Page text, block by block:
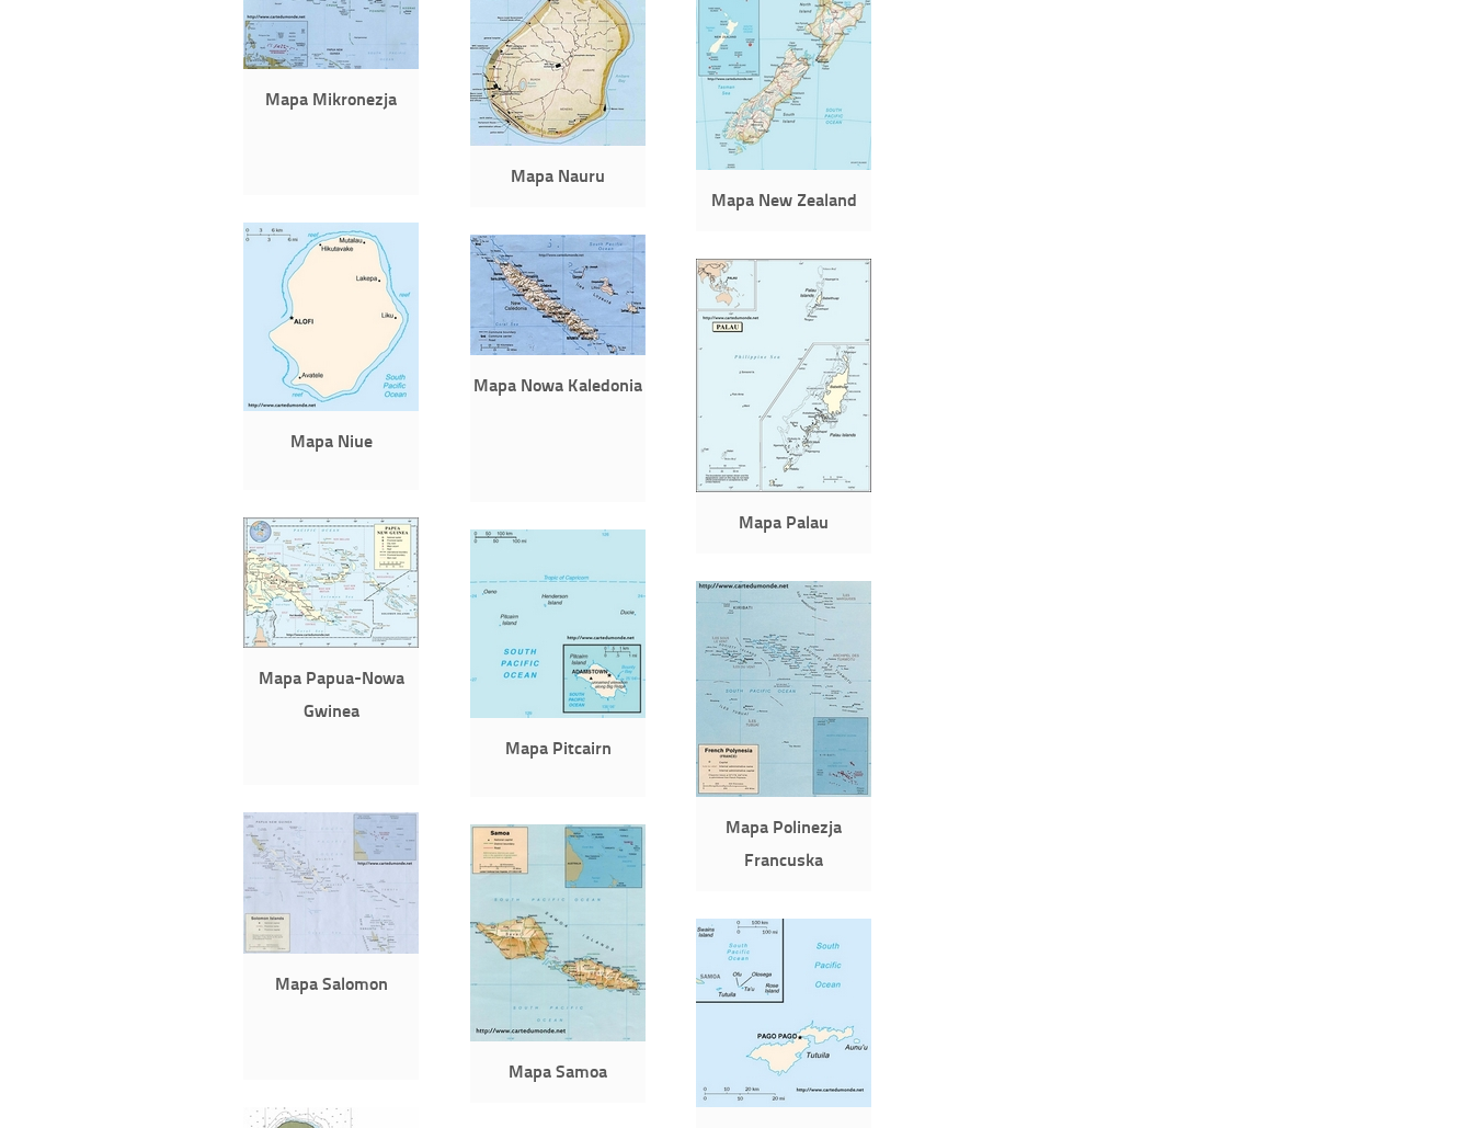
Mapa Mikronezja
Mapa Nauru
Mapa New Zealand
Mapa Niue
Mapa Nowa Kaledonia
Mapa Palau
Mapa Papua-Nowa
Gwinea
Mapa Pitcairn
Mapa Polinezja
Francuska
Mapa Salomon
Mapa Samoa